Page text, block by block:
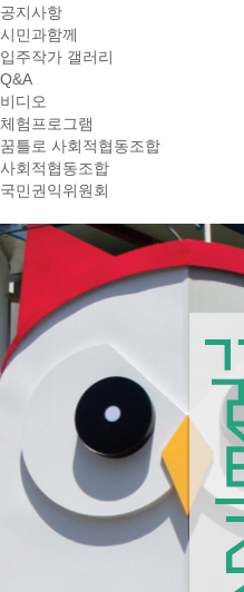
공지사항
시민과함께
입주작가 갤러리
Q&A
비디오
체험프로그램
꿈틀로 사회적협동조합
사회적협동조합
국민권익위원회